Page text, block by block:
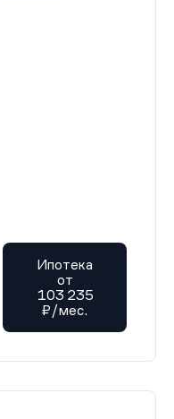
Ипотека
от
103 235
₽/мес.